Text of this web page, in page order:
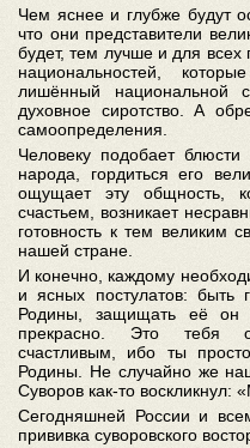
Чем яснее и глубже будут
что они представители
будет, тем лучше и для
национальностей,
лишённый национальной
духовное сиротство. А
самоопределения.
Человеку подобает
народа, гордиться его
ощущает эту общность,
счастьем, возникает
готовность к тем великим
нашей стране.
И конечно, каждому
и ясных постулатов: быть
Родины, защищать её
прекрасно. Это тебя
счастливым, ибо ты
Родины. Не случайно же
Суворов как-то воскликнул:
Сегодняшней России и
прививка суворовского